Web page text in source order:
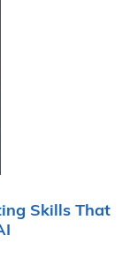
Skills That